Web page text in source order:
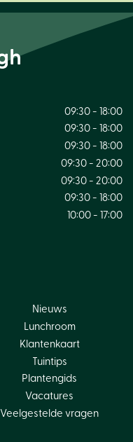
09:30 - 18:00
09:30 - 18:00
09:30 - 18:00
09:30 - 20:00
09:30 - 20:00
09:30 - 18:00
10:00 - 17:00
Nieuws
Lunchroom
Klantenkaart
Tuintips
Plantengids
Vacatures
Veelgestelde vragen